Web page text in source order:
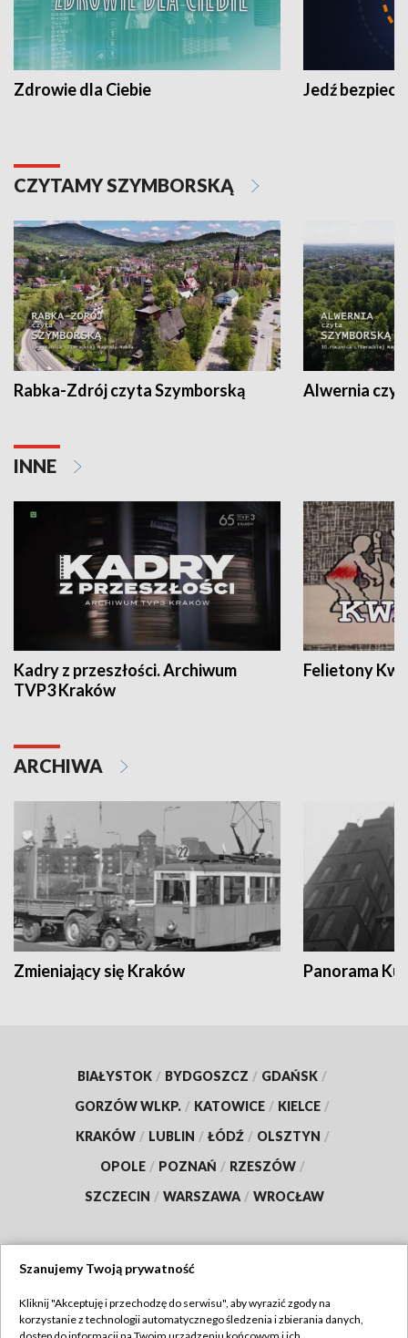
Zdrowie dla Ciebie Jedź
CZYTAMY SZYMBORSKĄ
Rabka-Zdrój czyta Szymborską Alwernia
INNE
Kadry z przeszłości. Archiwum
TVP3 Kraków
Felietony
ARCHIWA
Zmieniający się Kraków Panorama
BIAŁYSTOK / BYDGOSZCZ / GDAŃSK /
GORZÓW WLKP. / KATOWICE / KIELCE /
KRAKÓW / LUBLIN / ŁÓDŹ / OLSZTYN /
OPOLE / POZNAŃ / RZESZÓW /
SZCZECIN / WARSZAWA / WROCŁAW
TVP
Szanujemy Twoją prywatność
Kliknij "Akceptuję i przechodzę do serwisu", aby wyrazić zgody na
korzystanie z technologii automatycznego śledzenia i zbierania danych,